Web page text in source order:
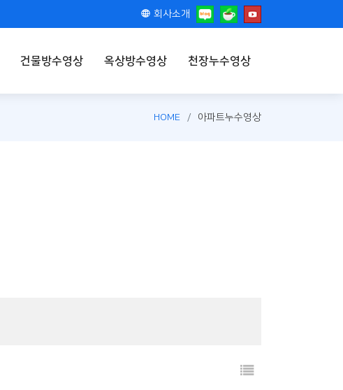
회사소개
건물방수영상 옥상방수영상 천장누수영상
HOME 아파트누수영상